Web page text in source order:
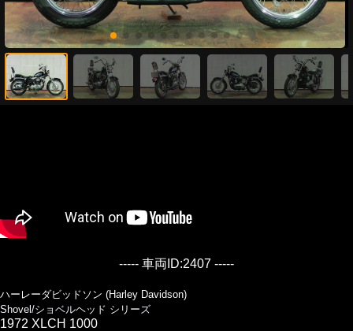
----- 車両ID:2407 -----
ハーレーダビッドソン (Harley Davidson)
Shovel/ショベルヘッド シリーズ
1972 XLCH 1000